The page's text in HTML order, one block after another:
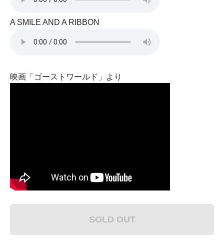
A SMILE AND A RIBBON
映画「ゴーストワールド」より
SOLD OUT